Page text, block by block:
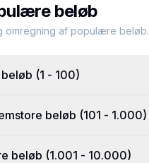
beløb
omregning af populære beløb.
(1 - 100)
beløb (101 - 1.000)
beløb (1.001 - 10.000)